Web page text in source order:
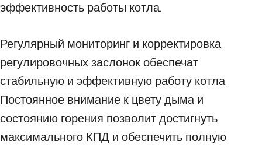
эффективность работы котла.
Регулярный мониторинг и корректировка
регулировочных заслонок обеспечат
стабильную и эффективную работу котла.
Постоянное внимание к цвету дыма и
состоянию горения позволит достигнуть
максимального КПД и обеспечить полную